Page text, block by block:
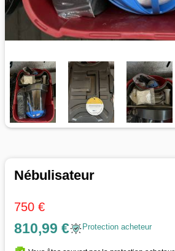
Nébulisateur
750 €
810,99 € Protection acheteur